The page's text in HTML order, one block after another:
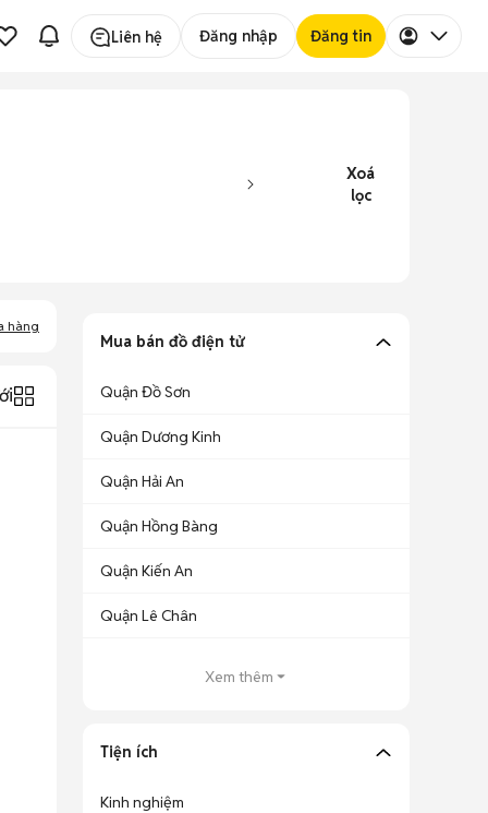
Liên hệ Đăng nhập Đăng tin
Xoá
lọc
hàng
Mua bán đồ điện tử
Quận Đồ Sơn
Quận Dương Kinh
Quận Hải An
Quận Hồng Bàng
Quận Kiến An
Quận Lê Chân
Xem thêm
Tiện ích
Kinh nghiệm